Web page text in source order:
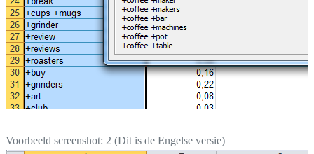
Voorbeeld screenshot: 2 (Dit is de Engelse versie)